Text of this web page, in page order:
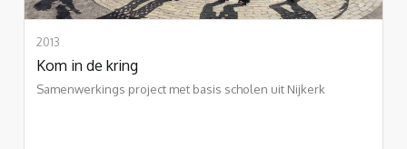
2013
Kom in de kring
Samenwerkings project met basis scholen uit Nijkerk